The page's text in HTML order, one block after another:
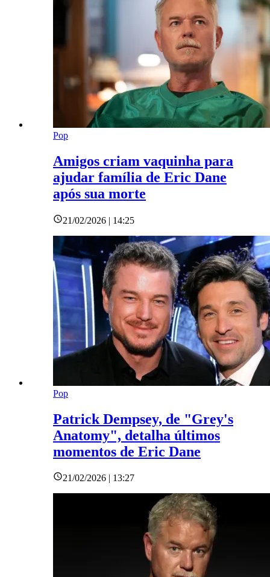
Pop
Amigos criam vaquinha para
ajudar família de Eric Dane
após sua morte
21/02/2026 | 14:25
Pop
Patrick Dempsey, de "Grey's
Anatomy", detalha últimos
momentos de Eric Dane
21/02/2026 | 13:27